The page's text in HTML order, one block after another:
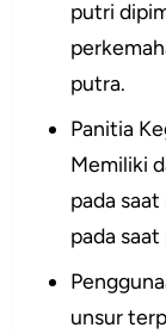
putri
putra.
Panitia
Memiliki
pada
pada
unsur